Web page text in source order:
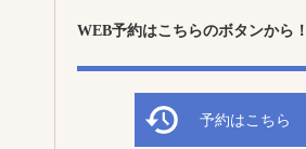
WEB予約はこちらのボタンから！
予約はこちら